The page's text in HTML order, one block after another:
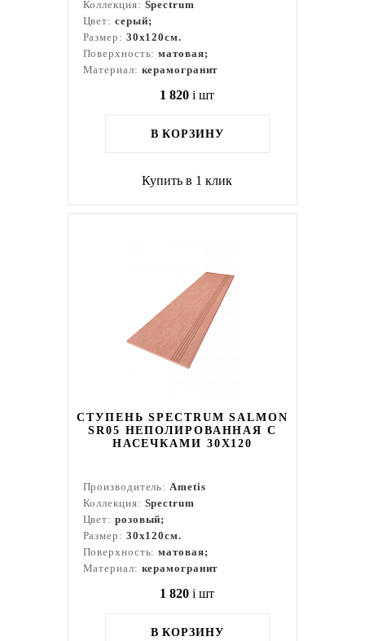
Коллекция: Spectrum
Цвет: серый;
Размер: 30x120см.
Поверхность:матовая;
Материал: керамогранит
1 820 i шт
В КОРЗИНУ
Купить в 1 клик
СТУПЕНЬ SPECTRUM SALMON
SR05 НЕПОЛИРОВАННАЯ С
НАСЕЧКАМИ 30X120
Производитель:Ametis
Коллекция: Spectrum
Цвет: розовый;
Размер: 30x120см.
Поверхность:матовая;
Материал: керамогранит
1 820 i шт
В КОРЗИНУ